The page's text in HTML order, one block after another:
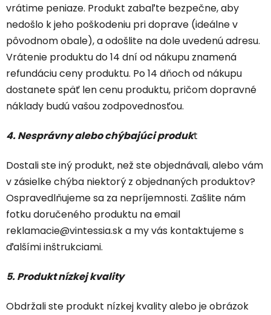
vrátime peniaze. Produkt zabaľte bezpečne, aby
nedošlo k jeho poškodeniu pri doprave (ideálne v
pôvodnom obale), a odošlite na dole uvedenú adresu.
Vrátenie produktu do 14 dní od nákupu znamená
refundáciu ceny produktu. Po 14 dňoch od nákupu
dostanete späť len cenu produktu, pričom dopravné
náklady budú vašou zodpovednosťou.
4. Nesprávny alebo chýbajúci produkt
Dostali ste iný produkt, než ste objednávali, alebo vám
v zásielke chýba niektorý z objednaných produktov?
Ospravedlňujeme sa za nepríjemnosti. Zašlite nám
fotku doručeného produktu na email
reklamacie@vintessia.sk a my vás kontaktujeme s
ďalšími inštrukciami.
5. Produkt nízkej kvality
Obdržali ste produkt nízkej kvality alebo je obrázok